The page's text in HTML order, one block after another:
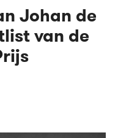
Johan de
van de